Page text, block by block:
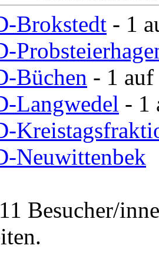
Brokstedt - 1
Büchen - 1 auf
Langwedel - 1
Neuwittenbek
Besucher/